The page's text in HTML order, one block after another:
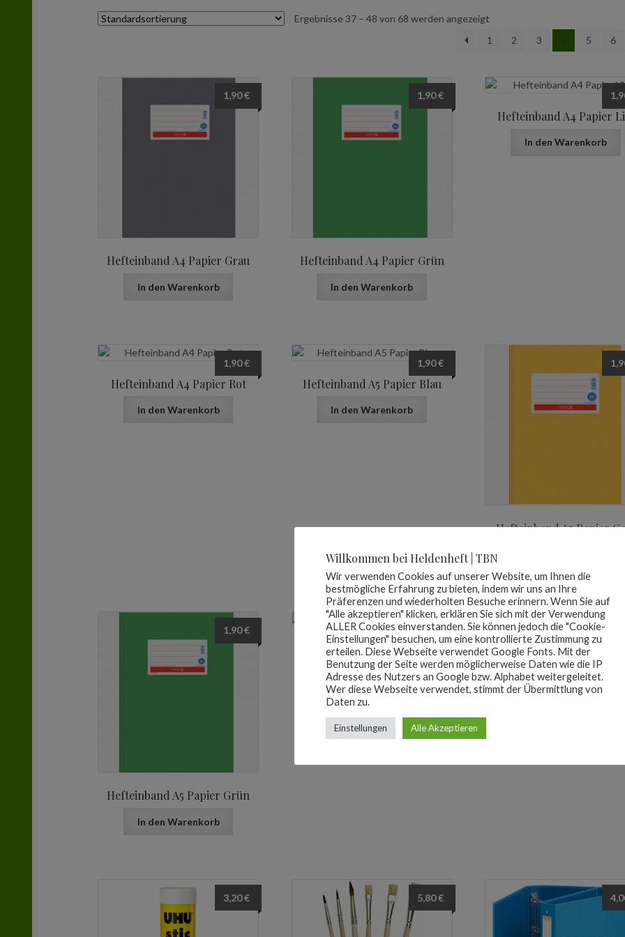
Ergebnisse 37 – 48 von 68 werden angezeigt
1
2 3 4 5 6
Hefteinband A4 Papier Grau
1,90€
In den Warenkorb
Hefteinband A4 Papier Grün
1,90€
In den Warenkorb
Hefteinband A4 Papier
In den Warenkorb
Hefteinband A4 Papier Rot
1,90€
In den Warenkorb
Hefteinband A5 Papier Blau
1,90€
In den Warenkorb
Hefteinband A5 Papier
Hefteinband A5 Papier Grün
1,90€
In den Warenkorb
Karteikarten
4,80€
In den Warenkorb
Karteikarten Box –
ANGEBOT!
4,00€
3,20€ 5,80€
Willkommen bei Heldenheft | TBN
Wir verwenden Cookies auf unserer Website, um Ihnen die
bestmögliche Erfahrung zu bieten, indem wir uns an Ihre
Präferenzen und wiederholten Besuche erinnern. Wenn Sie auf
"Alle akzeptieren" klicken, erklären Sie sich mit der Verwendung
ALLER Cookies einverstanden. Sie können jedoch die "Cookie-
Einstellungen" besuchen, um eine kontrollierte Zustimmung zu
erteilen. Diese Webseite verwendet Google Fonts. Mit der
Benutzung der Seite werden möglicherweise Daten wie die IP
Adresse des Nutzers an Google bzw. Alphabet weitergeleitet.
Wer diese Webseite verwendet, stimmt der Übermittlung von
Daten zu.
Einstellungen Alle Akzeptieren